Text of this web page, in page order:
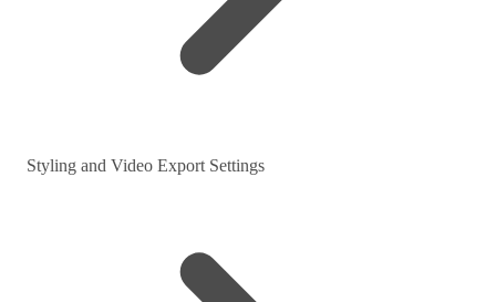
Styling and Video Export Settings